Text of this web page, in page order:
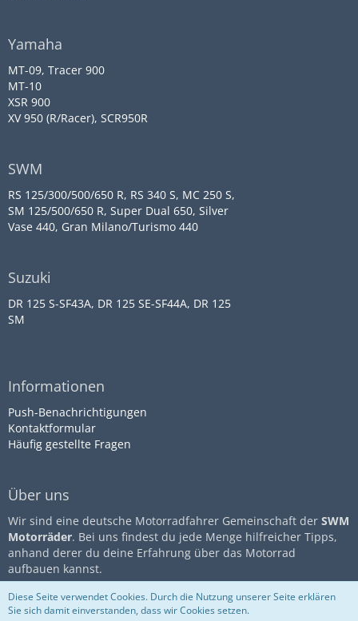
Yamaha
MT-09, Tracer 900
MT-10
XSR 900
XV 950 (R/Racer), SCR950R
SWM
RS 125/300/500/650 R, RS 340 S, MC 250 S,
SM 125/500/650 R, Super Dual 650, Silver
Vase 440, Gran Milano/Turismo 440
Suzuki
DR 125 S-SF43A, DR 125 SE-SF44A, DR 125
SM
Informationen
Push-Benachrichtigungen
Kontaktformular
Häufig gestellte Fragen
Über uns
Wir sind eine deutsche Motorradfahrer Gemeinschaft der SWM
Motorräder. Bei uns findest du jede Menge hilfreicher Tipps,
anhand derer du deine Erfahrung über das Motorrad
aufbauen kannst.
Community-Software:WoltLab Impressum
Diese Seite verwendet Cookies. Durch die Nutzung unserer Seite erklären
Sie sich damit einverstanden, dass wir Cookies setzen.